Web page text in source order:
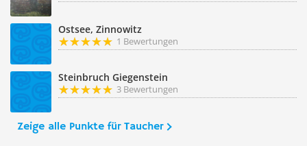
Ostsee, Zinnowitz
1 Bewertungen
Steinbruch Giegenstein
3 Bewertungen
Zeige alle Punkte für Taucher